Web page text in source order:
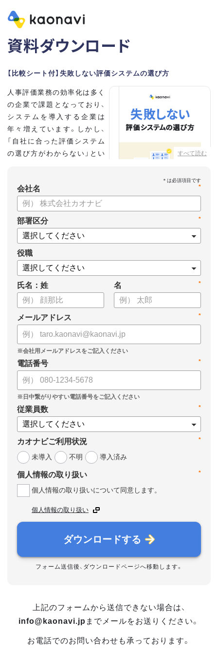
資料ダウンロード
【比較シート付】失敗しない評価システムの選び方
すべて読む
人事評価業務の効率化は多く
の企業で課題となっており、
システムを導入する企業は
年々増えています。しかし、
「自社に合った評価システム
の選び方がわからない」とい
こちらの資料では、
・人事評価システムが必要な企業の特徴
・導入検討に必要な3つの視点
・7つの選定ポイント
についてまとめましたので、ぜひお役立てください。
*
会社名
*
部署区分
役職
氏名：姓 *
名
*
メールアドレス
*
電話番号
*
従業員数
*
カオナビご利用状況
未導入
不明 導入済み
*
個人情報の取り扱い
個人情報の取り扱いについて同意します。
個人情報の取り扱い
ダウンロードする
フォーム送信後、ダウンロードページへ移動します。
上記のフォームから送信できない場合は、
info@kaonavi.jp までメールをお送りください。
お電話でのお問い合わせも承っております。